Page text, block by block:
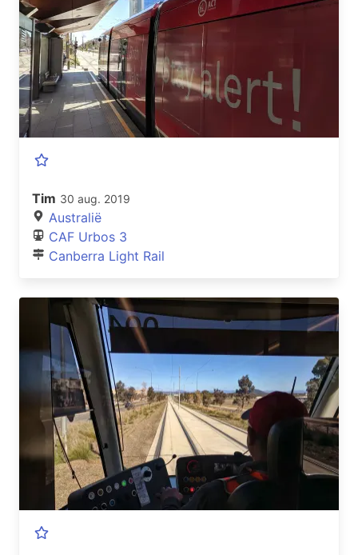
Tim 30 aug. 2019
Australië
CAF Urbos 3
Canberra Light Rail